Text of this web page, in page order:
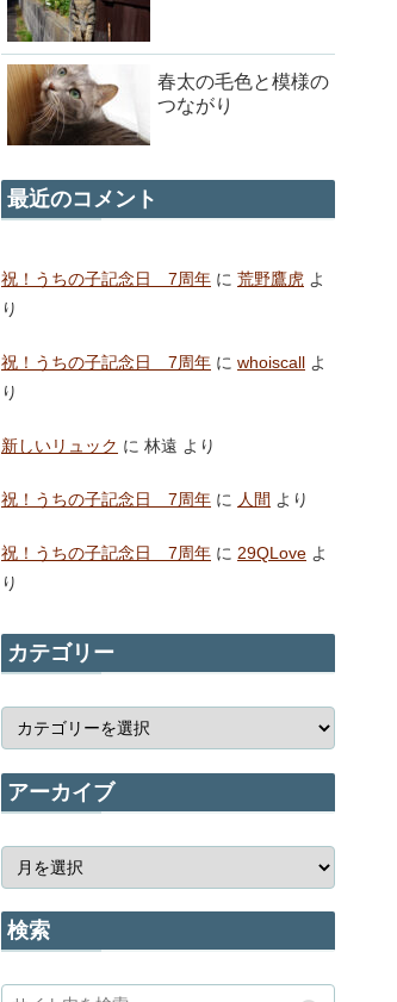
春太の毛色と模様の
つながり
最近のコメント
祝！うちの子記念日 7周年 に 荒野鷹虎 よ
り
祝！うちの子記念日 7周年 に whoiscall よ
り
新しいリュック に 林遠 より
祝！うちの子記念日 7周年 に 人間 より
祝！うちの子記念日 7周年 に 29QLove よ
り
カテゴリー
アーカイブ
検索